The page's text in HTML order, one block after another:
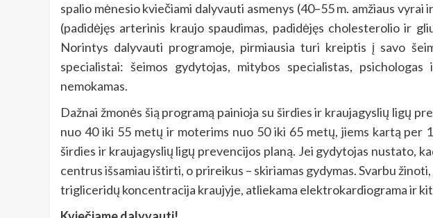
spalio mėnesio kviečiami dalyvauti asmenys (40–55 m. amžiaus
(padidėjęs arterinis kraujo spaudimas, padidėjęs cholesterolio ir
Norintys dalyvauti programoje, pirmiausia turi kreiptis į savo
specialistai: šeimos gydytojas, mitybos specialistas,
nemokamas.
Dažnai žmonės šią programą painioja su širdies ir kraujagyslių ligų
nuo 40 iki 55 metų ir moterims nuo 50 iki 65 metų, jiems kartą per
širdies ir kraujagyslių ligų prevencijos planą. Jei gydytojas nustato,
centrus išsamiau ištirti, o prireikus – skiriamas gydymas. Svarbu
trigliceridų koncentracija kraujyje, atliekama elektrokardiograma ir